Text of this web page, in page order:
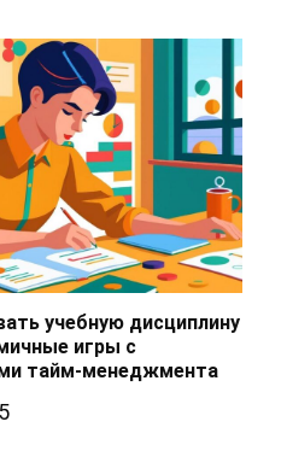
учебную дисциплину
игры с
тайм-менеджмента